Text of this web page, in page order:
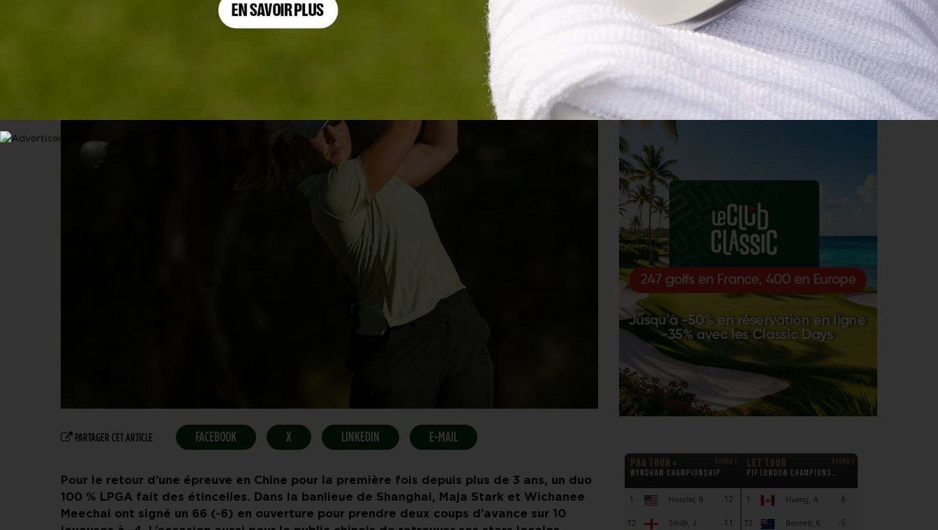
PARTAGER CET ARTICLE FACEBOOK X LINKEDIN E-MAIL
Pour le retour d’une épreuve en Chine pour la première fois depuis plus de 3 ans, un duo
100 % LPGA fait des étincelles. Dans la banlieue de Shanghai, Maja Stark et Wichanee
Meechai ont signé un 66 (-6) en ouverture pour prendre deux coups d’avance sur 10